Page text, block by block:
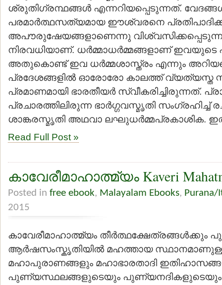
ശ്രുതിഗ്രന്ഥങ്ങള്‍ എന്നറിയപ്പെടുന്നത്.
പരമാര്‍ത്ഥസത്യമായ ഈശ്വരനെ
അപൗരുഷേയങ്ങളാണെന്നു
നിരവധിയാണ്. ധര്‍മ്മാധര്‍മ്മങ്ങളാണ് ഇവയുടെ
അതുകൊണ്ട് ഇവ ധര്‍മ്മശാസ്ത്രം എന്നും
പ്രദേശങ്ങളില്‍ ഓരോരോ കാലത്ത് വ്യത്യസ്ത
പ്രമാണമായി ഭാരതീയര്‍ സ്വീകരിച്ചിരുന്നത്.
പ്രചാരത്തിലിരുന്ന ഭാര്‍ഗ്ഗവസ്മൃതി സംഗ്രഹിച്ച്
ശാങ്കരസ്മൃതി അഥവാ ലഘുധര്‍മ്മപ്രകാശിക.
Read Full Post »
കാവേരീമാഹാത്മ്യം Kaveri
Posted in free ebook, Malayalam Ebooks, Purana/
2015
കാവേരീമാഹാത്മ്യം തീര്‍ത്ഥക്ഷേത്രങ്ങള്‍ക്കും
ആര്‍ഷസംസ്കൃതിയില്‍ മഹത്തായ
മഹാപുരാണങ്ങളും മഹാഭാരതാദി
പുണ്യസ്ഥലങ്ങളുടെയും പുണ്യനദികളുടെയും